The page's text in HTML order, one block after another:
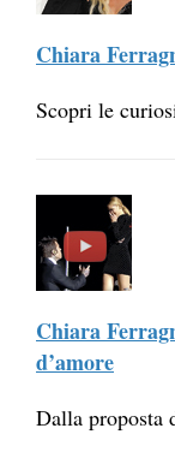
Chiara
Scopri le
Chiara
d’amore
Dalla proposta